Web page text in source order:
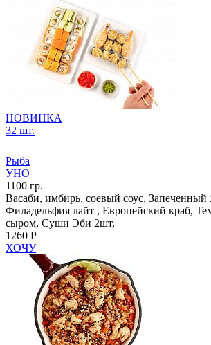
НОВИНКА
32 шт.
Рыба
УНО
1100 гр.
Васаби, имбирь, соевый соус,
Филадельфия лайт , Европейский краб,
сыром, Суши Эби 2шт,
1260 Р
ХОЧУ